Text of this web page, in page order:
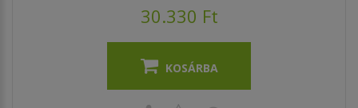
30.330 Ft
KOSÁRBA